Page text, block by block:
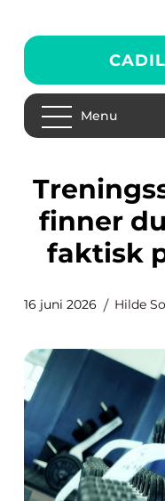
Menu
Treningssenter oslo slik
finner
faktisk
16 juni 2026 Hilde